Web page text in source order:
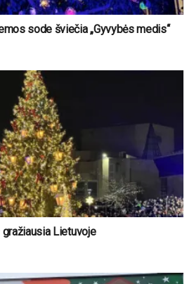
sode šviečia „Gyvybės medis“
Lietuvoje